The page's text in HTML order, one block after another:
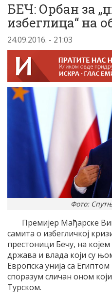
БЕЧ: Орбан за
избеглица“ на
24.09.2016. - 21:03
Фото:
Премијер Мађарске
самита о избегличкој
престоници Бечу, на
држава и влада који су
Европска унија са
споразум сличан оном
Турском.